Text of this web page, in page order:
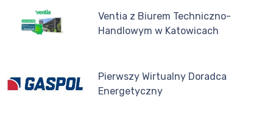
Ventia z Biurem Techniczno-
Handlowym w Katowicach
Pierwszy Wirtualny Doradca
Energetyczny